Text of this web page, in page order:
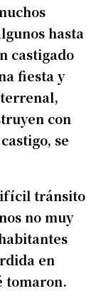
hasta
castigado
fiesta y
con
se
tránsito
no muy
en
tomaron.